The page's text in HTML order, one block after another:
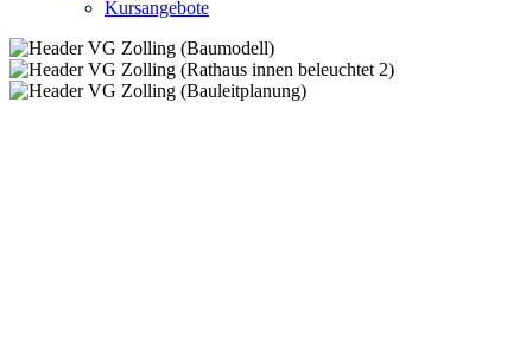
Kursangebote